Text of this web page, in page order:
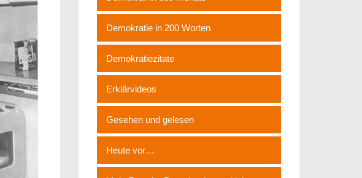
Demokratie in 200 Worten
Demokratiezitate
Erklärvideos
Gesehen und gelesen
Heute vor…